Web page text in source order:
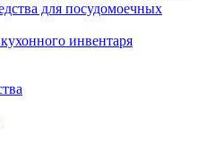
для посудомоечных
инвентаря